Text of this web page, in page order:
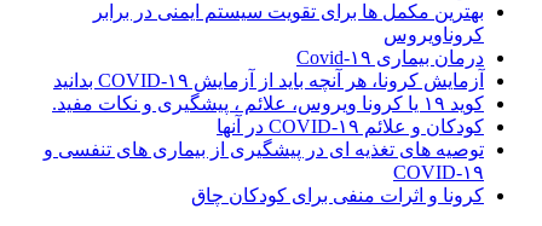
بهترین مکمل ها برای تقویت سیستم ایمنی در برابر
کروناویروس
درمان بیماری Covid-۱۹
آزمایش کرونا، هر آنچه باید از آزمایش COVID-۱۹ بدانید
کوید ۱۹ یا کرونا ویروس، علائم ، پیشگیری و نکات مفید.
کودکان و علائم COVID-۱۹ در آنها
توصیه های تغذیه ای در پیشگیری از بیماری های تنفسی و
COVID-۱۹
کرونا و اثرات منفی برای کودکان چاق